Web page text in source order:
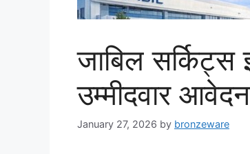
जाबिल सर्किट्स
उम्मीदवार
January 27, 2026 by bronzeware